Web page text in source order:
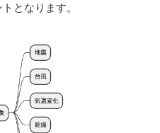
となります。